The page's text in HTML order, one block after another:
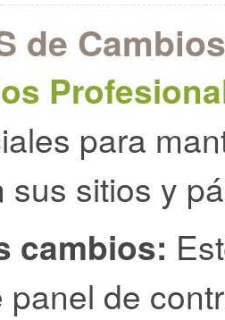
de
para
sus sitios y
cambios:
panel de